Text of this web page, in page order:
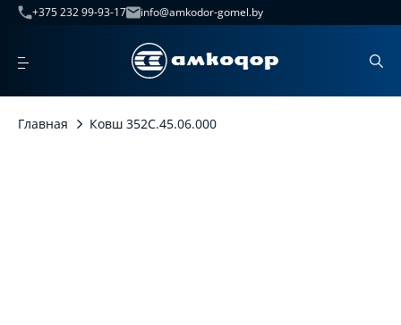
+375 232 99-93-17 info@amkodor-gomel.by
Главная Ковш 352С.45.06.000